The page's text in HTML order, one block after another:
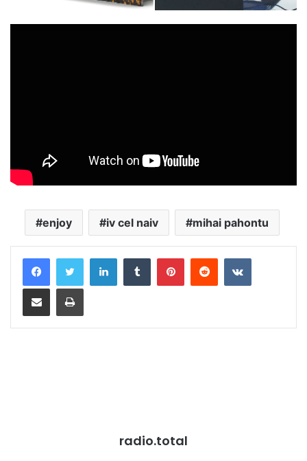
enjoy iv cel naiv mihai pahontu
LinkedInTumblrPinterestRedditVKontakte
Distribuie prin mail Tipărește
radio.total